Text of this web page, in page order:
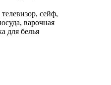
сейф,
варочная
для белья